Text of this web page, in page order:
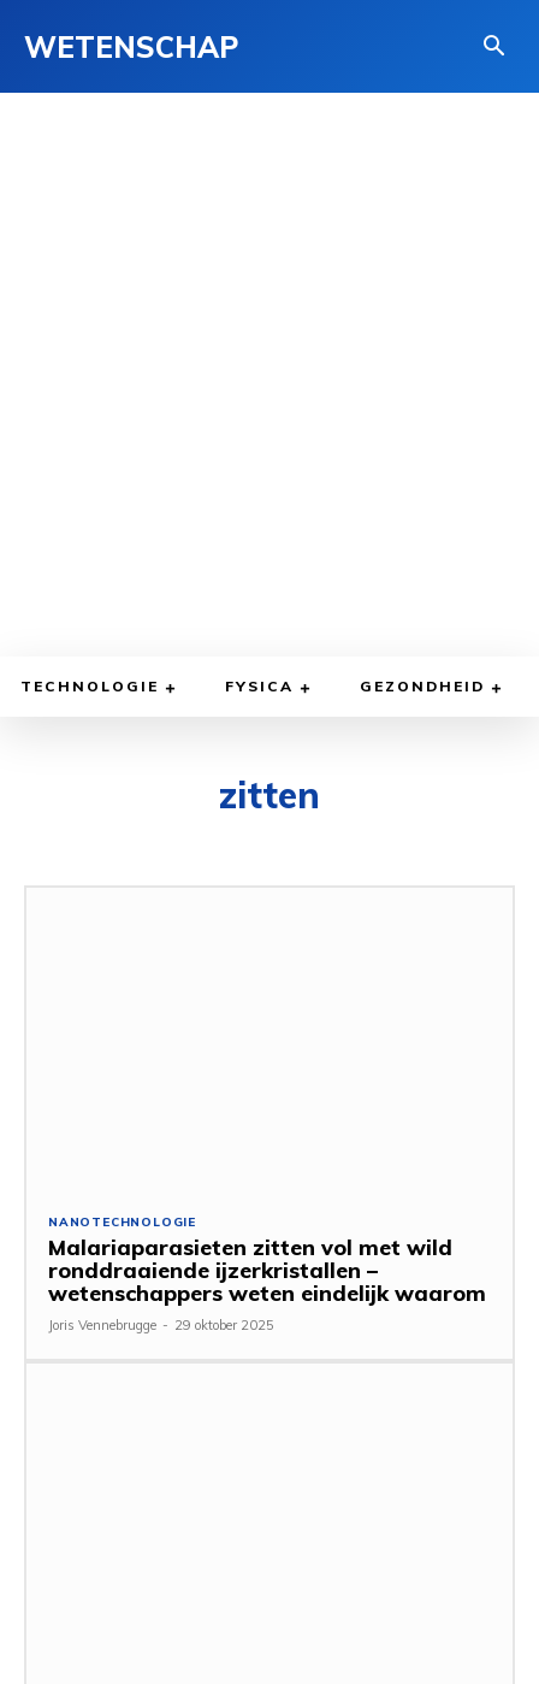
WETENSCHAP
TECHNOLOGIE FYSICA GEZONDHEID
zitten
NANOTECHNOLOGIE
Malariaparasieten zitten vol met wild
ronddraaiende ijzerkristallen –
wetenschappers weten eindelijk waarom
Joris Vennebrugge - 29 oktober 2025